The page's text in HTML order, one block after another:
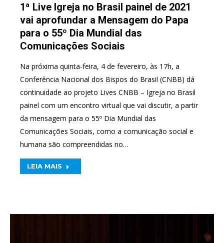
1ª Live Igreja no Brasil painel de 2021
vai aprofundar a Mensagem do Papa
para o 55º Dia Mundial das
Comunicações Sociais
Na próxima quinta-feira, 4 de fevereiro, às 17h, a
Conferência Nacional dos Bispos do Brasil (CNBB) dá
continuidade ao projeto Lives CNBB – Igreja no Brasil
painel com um encontro virtual que vai discutir, a partir
da mensagem para o 55º Dia Mundial das
Comunicações Sociais, como a comunicação social e
humana são compreendidas no…
LEIA MAIS